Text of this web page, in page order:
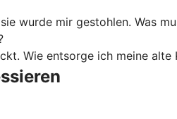
wurde mir gestohlen. Was
Wie entsorge ich meine alte